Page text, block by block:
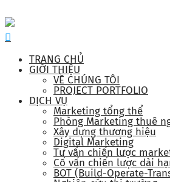
TRANG CHỦ
GIỚI THIỆU
VỀ CHÚNG TÔI
PROJECT PORTFOLIO
DỊCH VỤ
Marketing tổng thể
Phòng Marketing thuê
Xây dựng thương hiệu
Digital Marketing
Tư vấn chiến lược
Cố vấn chiến lược dài
BOT (Build-Operate-